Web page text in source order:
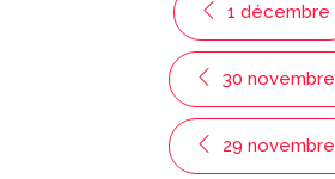
1 décembre
30 novembre
29 novembre